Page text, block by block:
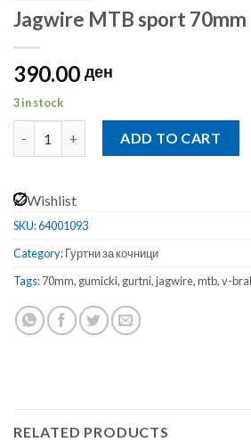
Jagwire MTB sport 70mm
390.00 ден
3 in stock
Jagwire MTB sport 70mm quantity
ADD TO CART
Wishlist
SKU:64001093
Category:Гуртни за кочници
Tags:70mm, gumicki, gurtni,jagwire,mtb,v-
RELATED PRODUCTS